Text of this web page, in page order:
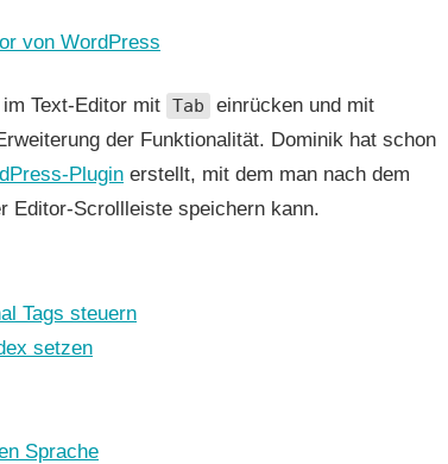
Text-Editor mit Tab einrücken und mit
der Funktionalität. Dominik hat schon
Plugin erstellt, mit dem man nach dem
Editor-Scrollleiste speichern kann.
Tags steuern
setzen
Sprache